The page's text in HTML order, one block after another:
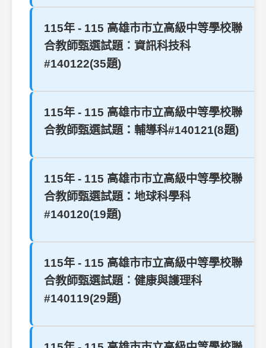
115年 - 115 高雄市市立高級中等學校聯
合教師甄選試題︰資訊科技科
#140122(35題)
115年 - 115 高雄市市立高級中等學校聯
合教師甄選試題：輔導科#140121(8題)
115年 - 115 高雄市市立高級中等學校聯
合教師甄選試題：地球科學科
#140120(19題)
115年 - 115 高雄市市立高級中等學校聯
合教師甄選試題︰健康與護理科
#140119(29題)